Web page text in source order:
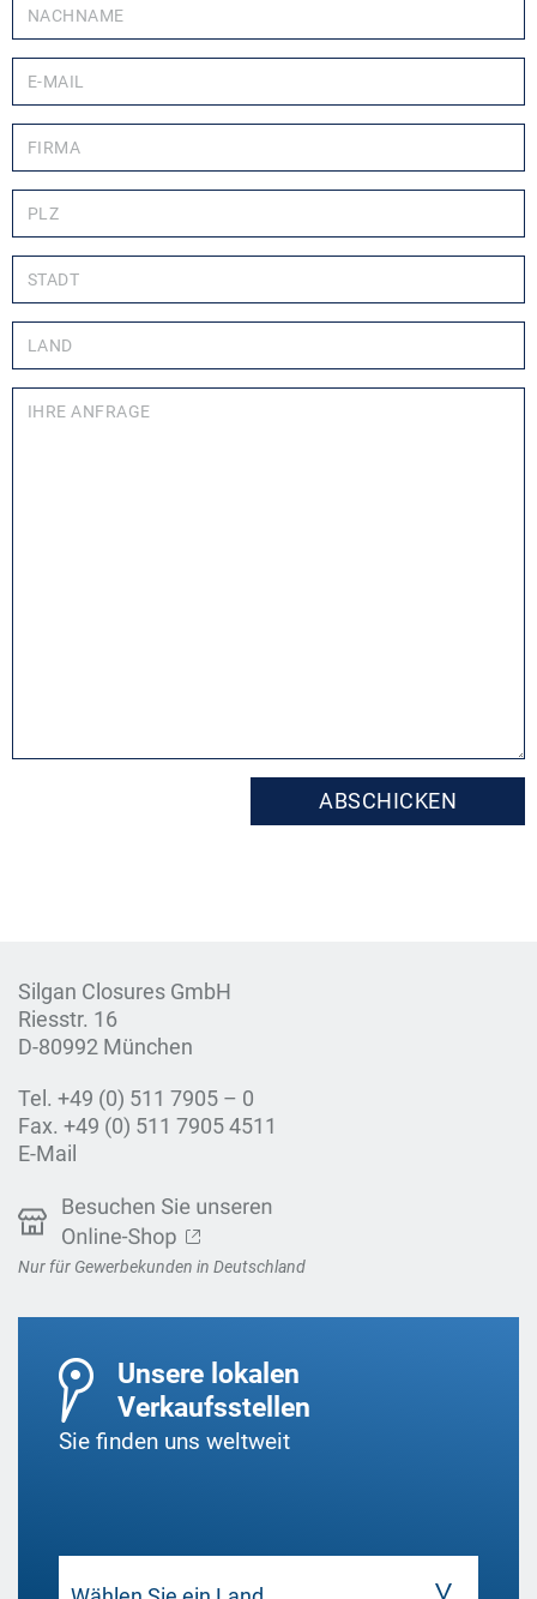
ABSCHICKEN
Silgan Closures GmbH
Riesstr. 16
D-80992 München
Tel. +49 (0) 511 7905 – 0
Fax. +49 (0) 511 7905 4511
E-Mail
Nur für Gewerbekunden in Deutschland
Unsere lokalen
Verkaufsstellen
Sie finden uns weltweit